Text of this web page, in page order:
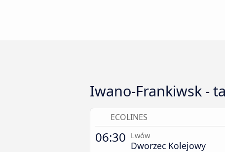
Iwano-Frankiwsk -
ECOLINES
06:30 Lwów
Dworzec Kolejowy